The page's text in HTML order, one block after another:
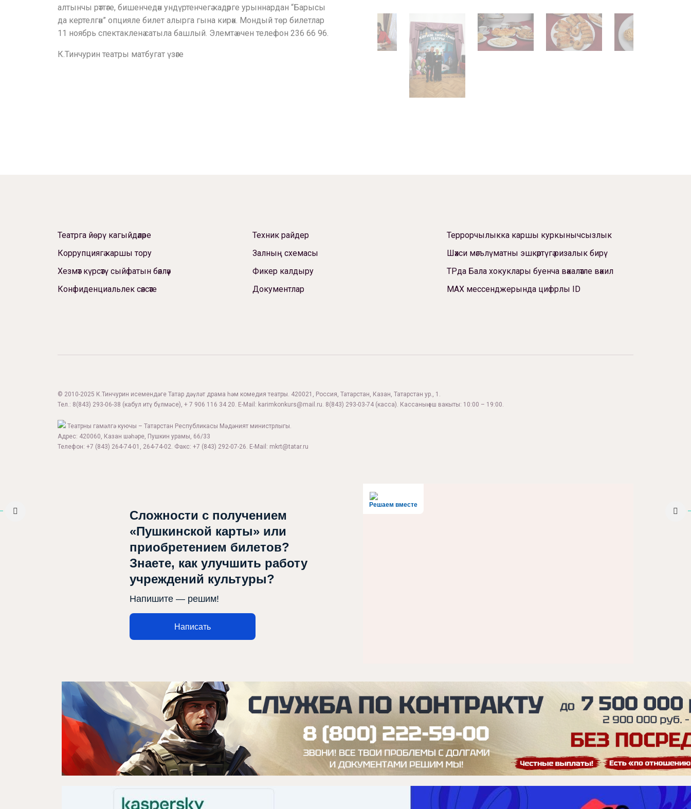
алтынчы рәттәге, бишенчедән ундүртенчегә кадәрге урыннардан “Барысы
да кертелгән” опцияле билет алырга гына кирәк. Мондый төр билетлар
11 ноябрь cпектакленә сатыла башлый. Элемтә өчен телефон 236 66 96.
К.Тинчурин театры матбугат үзәге
Театрга йөрү кагыйдәләре
Коррупциягә каршы тору
Хезмәт күрсәтү сыйфатын бәяләү
Конфиденциальлек сәясәте
Техник райдер
Залның схемасы
Фикер калдыру
Документлар
Террорчылыкка каршы куркынычсызлык
Шәхси мәгълүматны эшкәртүгә ризалык бирү
ТРда Бала хокуклары буенча вәкаләтле вәкил
МАХ мессенджерында цифрлы ID
© 2010-2025 К.Тинчурин исемендәге Татар дәүләт драма һәм комедия театры. 420021, Россия, Татарстан, Казан, Татарстан ур., 1.
Тел.: 8(843) 293-06-38 (кабул итү бүлмәсе), + 7 906 116 34 20. E-Mail: karimkonkurs@mail.ru. 8(843) 293-03-74 (касса). Кассаның эш вакыты: 10:00 – 19:00.
Театрны гамәлгә куючы – Татарстан Республикасы Мәдәният министрлыгы.
Адрес: 420060, Казан шәһәре, Пушкин урамы, 66/33
Телефон: +7 (843) 264-74-01, 264-74-02. Факс: +7 (843) 292-07-26. E-Mail: mkrt@tatar.ru
Решаем вместе
Сложности с получением
«Пушкинской карты» или
приобретением билетов?
Знаете, как улучшить работу
учреждений культуры?
Напишите — решим!
Написать